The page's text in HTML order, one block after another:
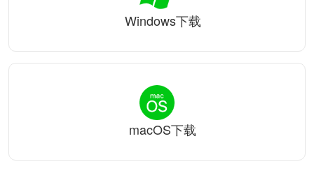
Windows下载
macOS下载